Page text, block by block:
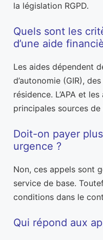
la législation RGPD.
Quels sont les
d’une aide
Les aides dépendent
d’autonomie (GIR),
résidence. L’APA et
principales sources
Doit-on payer
urgence ?
Non, ces appels sont
service de base.
conditions dans le
Qui répond aux